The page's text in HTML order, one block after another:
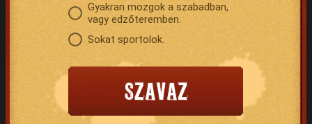
Gyakran mozgok a szabadban,
vagy edzőteremben.
Sokat sportolok.